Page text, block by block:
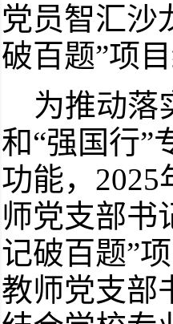
党员智汇沙
破百题”项
为推动落
和“强国行”
功能，
师党支部书
记破百题”
教师党支部